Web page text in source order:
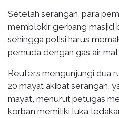
Setelah serangan, para
memblokir gerbang masjid
sehingga polisi harus
pemuda dengan gas air
Reuters mengunjungi dua
20 mayat akibat serangan,
mayat, menurut petugas
korban memiliki luka